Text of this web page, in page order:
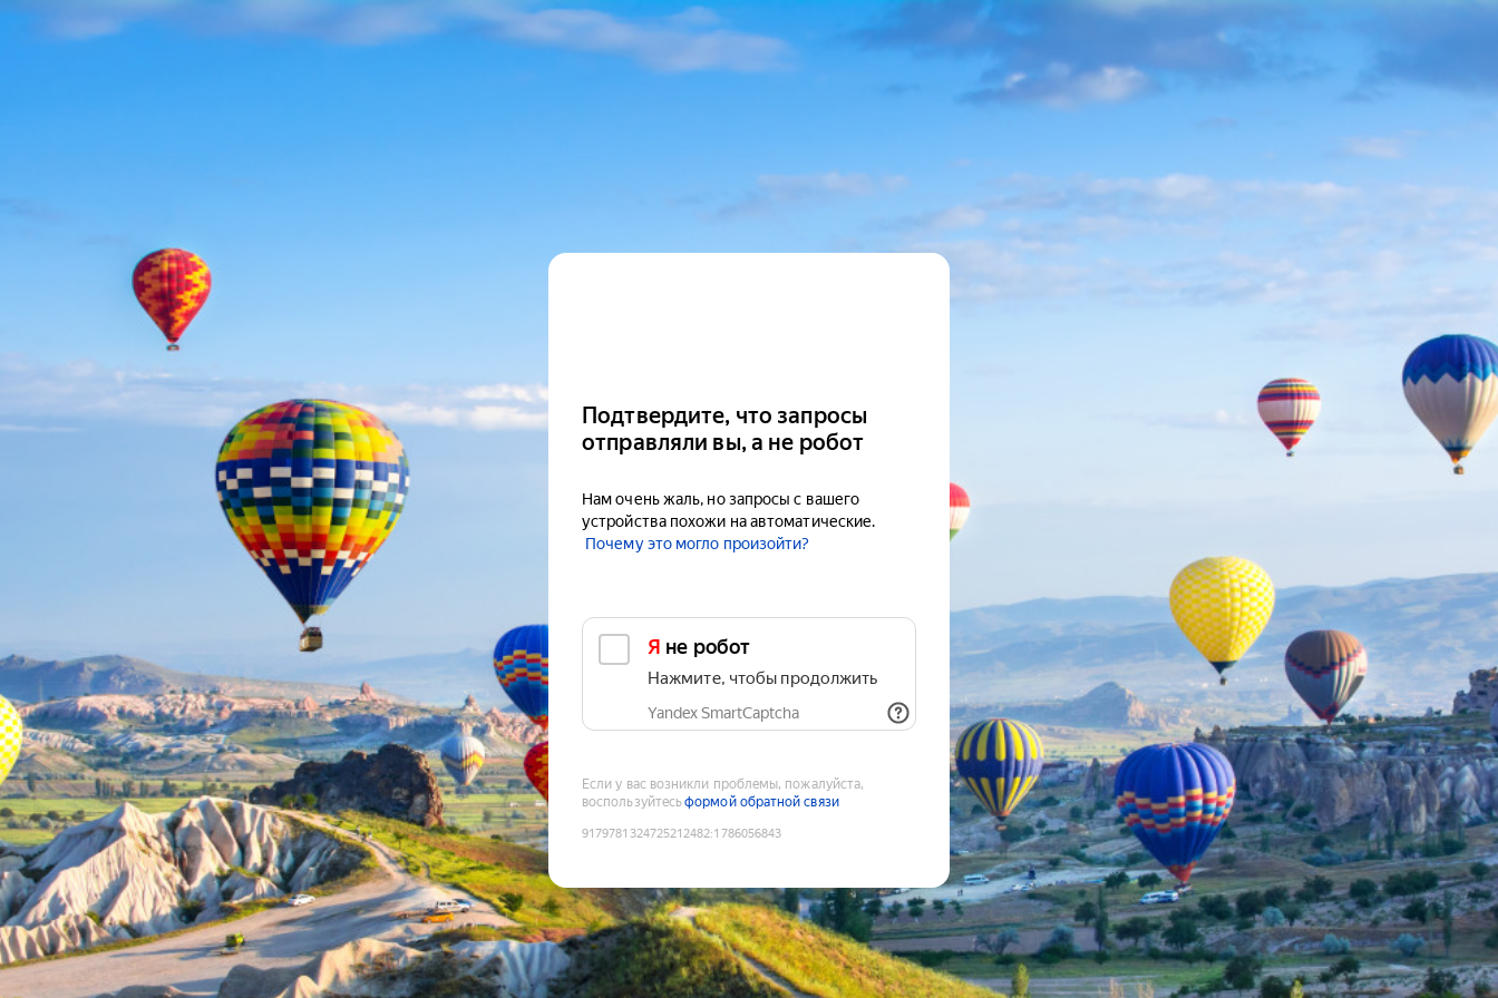
Подтвердите, что запросы
отправляли вы, а не робот
Нам очень жаль, но запросы с вашего
устройства похожи на автоматические.
Почему это могло произойти?
Я не робот
Нажмите, чтобы продолжить
Yandex SmartCaptcha
Если у вас возникли проблемы, пожалуйста,
воспользуйтесьформой обратной связи
9179781324725212482:1786056843